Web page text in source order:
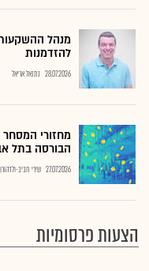
מנהל
להזדמנות
28.07.2026 נתנאל אריאל
מחזורי
הבורסה בתל
27.07.2026 שירי חביב-ולדהורן
הצעות פרסומיות